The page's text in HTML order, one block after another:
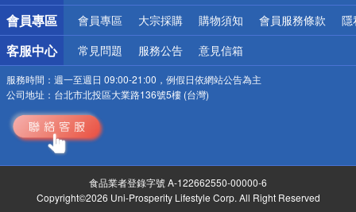
會員專區 會員專區 大宗採購 購物須知 會員服務條款 隱
客服中心 常見問題 服務公告 意見信箱
服務時間： 週一至週日 09:00-21:00，例假日依網站公告為主
公司地址： 台北市北投區大業路136號5樓 (台灣)
食品業者登錄字號 A-122662550-00000-6
Copyright©2026 Uni-Prosperity Lifestyle Corp. All Right Reserved